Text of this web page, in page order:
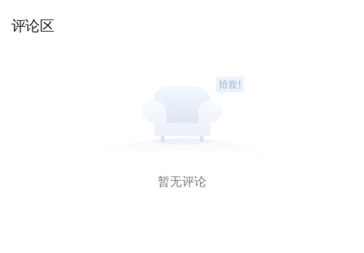
评论区
暂无评论